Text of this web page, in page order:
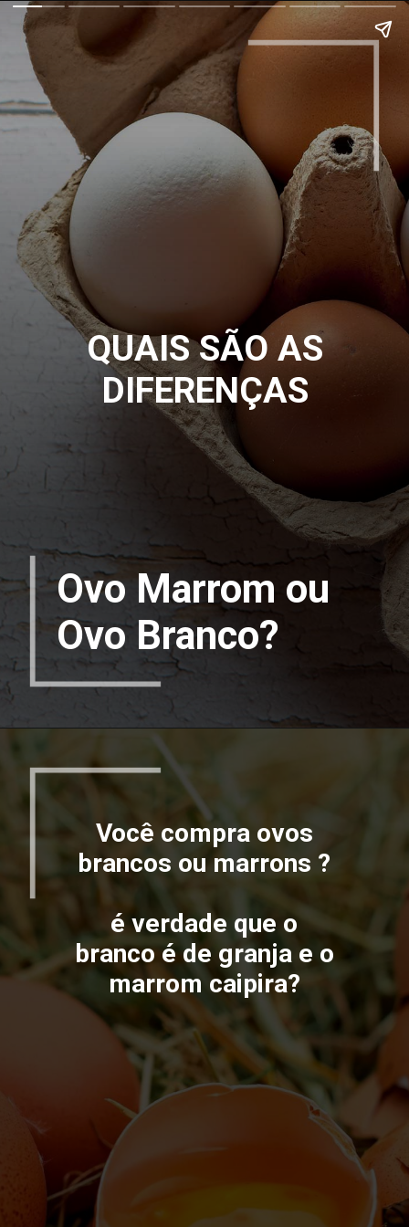
Ovo Marrom ou
Ovo Branco?
QUAIS SÃO AS
DIFERENÇAS
Você compra ovos
brancos ou marrons ?
é verdade que o
branco é de granja e o
marrom caipira?